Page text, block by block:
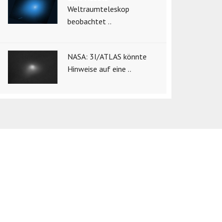
Weltraumteleskop
beobachtet ..
NASA: 3I/ATLAS könnte
Hinweise auf eine ..